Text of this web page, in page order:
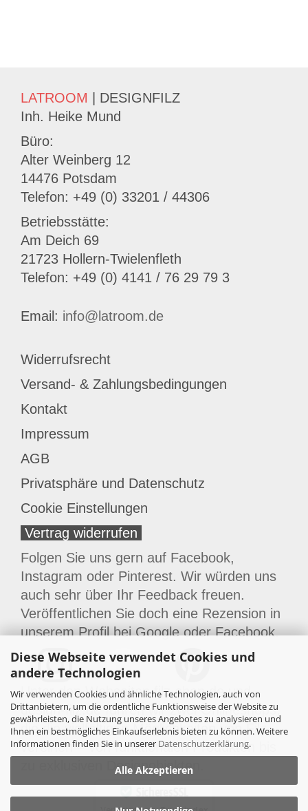
Diese Webseite verwendet Cookies und
andere Technologien
Wir verwenden Cookies und ähnliche Technologien, auch von
Drittanbietern, um die ordentliche Funktionsweise der Website zu
gewährleisten, die Nutzung unseres Angebotes zu analysieren und
Ihnen ein bestmögliches Einkaufserlebnis bieten zu können. Weitere
Informationen finden Sie in unserer Datenschutzerklärung.
Alle Akzeptieren
LATROOM
| DESIGNFILZ
Inh. Heike Mund
Büro:
Alter Weinberg 12
14476 Potsdam
Telefon: +49 (0) 33201 / 44306
Betriebsstätte:
Am Deich 69
21723 Hollern-Twielenfleth
Telefon: +49 (0) 4141 / 76 29 79 3
Email: info@latroom.de
Widerrufsrecht
Versand- & Zahlungsbedingungen
Kontakt
Impressum
AGB
Privatsphäre und Datenschutz
Cookie Einstellungen
Vertrag widerrufen
Folgen Sie uns gern auf Facebook,
Instagram oder Pinterest. Wir würden uns
auch sehr über Ihr Feedback freuen.
Veröffentlichen Sie doch eine Rezension in
unserem Profil beiGoogleoderFacebook.
Unter den Webseiten filz-shop.de und
design-filz.de führen wir zwei Onlineshops,
die die vielfältigen Möglichkeiten von Filz
vereinen – von funktionalen Produkten bis
zu exklusiven Designobjekten.